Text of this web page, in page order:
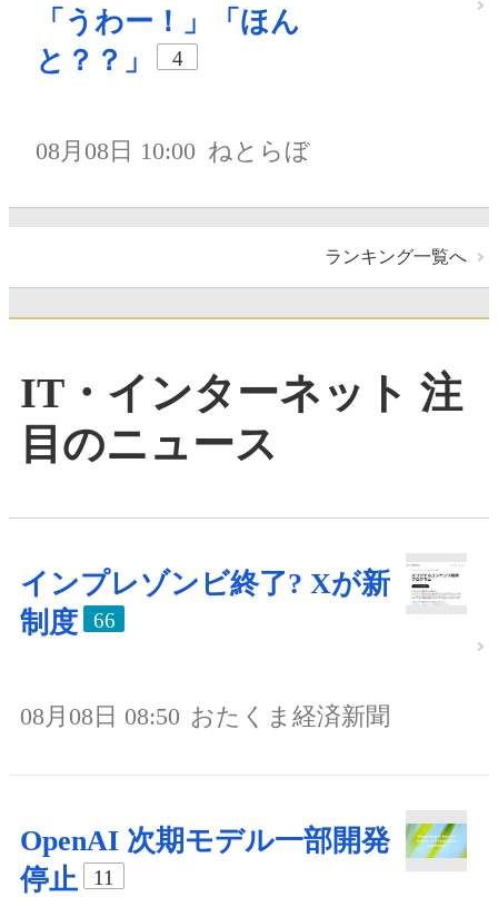
「うわー！」「ほん
と？？」
4
08月08日 10:00 ねとらぼ
ランキング一覧へ
IT・インターネット 注
目のニュース
インプレゾンビ終了? Xが新
制度
66
08月08日 08:50 おたくま経済新聞
OpenAI 次期モデル一部開発
停止
11